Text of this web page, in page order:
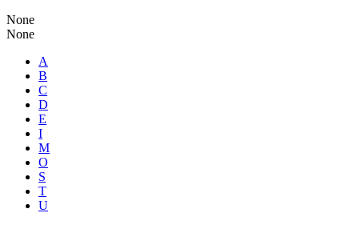
None
None
A
B
C
D
E
I
M
O
S
T
U